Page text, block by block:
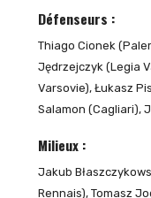
Défenseurs :
Thiago Cionek
Jędrzejczyk (Legia
Varsovie), Łukasz
Salamon (Cagliari),
Milieux :
Jakub
Rennais), Tomasz